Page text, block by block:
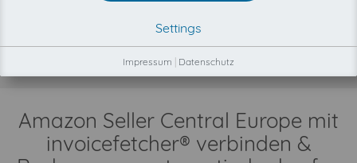
Rechnungen erfolgt automatisch und ausschließlich in
Ihrem Kundenauftrag, durch unsere Automatismen,
Konnektoren und Schnittstellen.
Amazon Seller Central Europe mit
invoicefetcher® verbinden &
Settings
Impressum | Datenschutz